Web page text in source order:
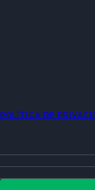
POLÍTICA DE
ACTUALIDAD
POLÍTICA DE